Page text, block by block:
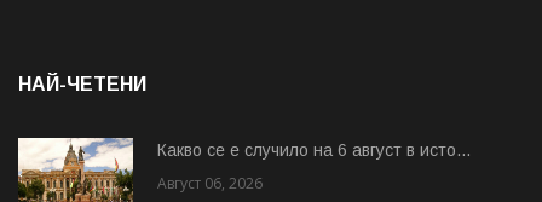
НАЙ-ЧЕТЕНИ
Какво се е случило на 6 август в исто...
Август 06, 2026